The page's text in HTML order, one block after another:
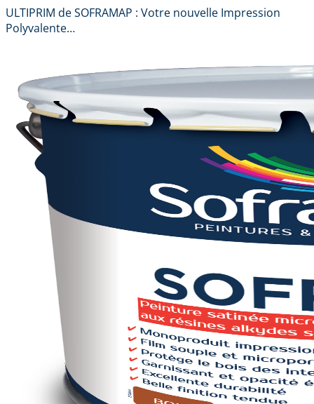
ULTIPRIM de SOFRAMAP : Votre nouvelle Impression
Polyvalente…